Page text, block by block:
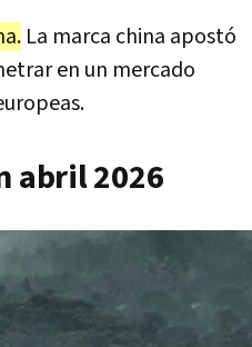
La marca china apostó
en un mercado
abril 2026